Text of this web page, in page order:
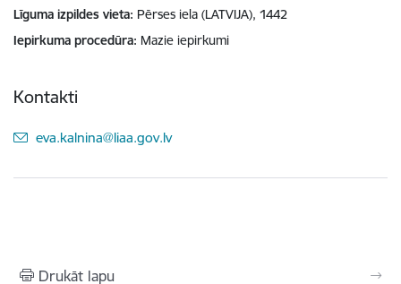
Līguma izpildes vieta Pērses iela (LATVIJA), 1442
Iepirkuma procedūra Mazie iepirkumi
Kontakti
E-pasts:
eva.kalnina@liaa.gov.lv
Drukāt lapu